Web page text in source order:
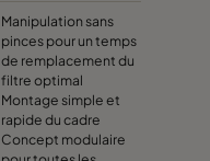
Manipulation sans
pinces pour un temps
de remplacement du
filtre optimal
Montage simple et
rapide du cadre
Concept modulaire